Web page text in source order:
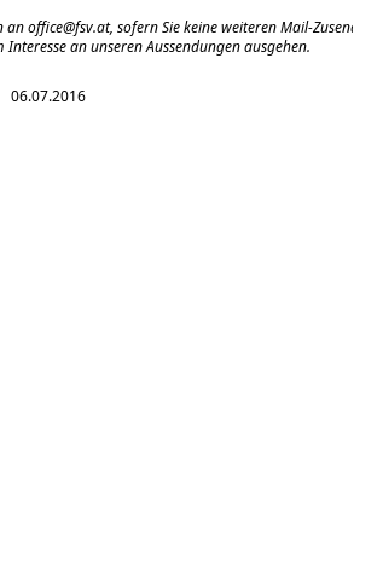
anoffice@fsv.at, sofern Sie keine weiteren Mail-
an unseren Aussendungen ausgehen.
06.07.2016